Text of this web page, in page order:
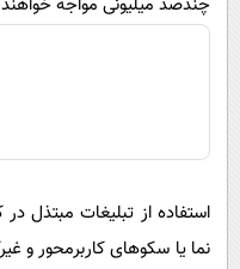
استفاده از تبلیغات مبتذل
نما یا سکوهای کاربرمحور و